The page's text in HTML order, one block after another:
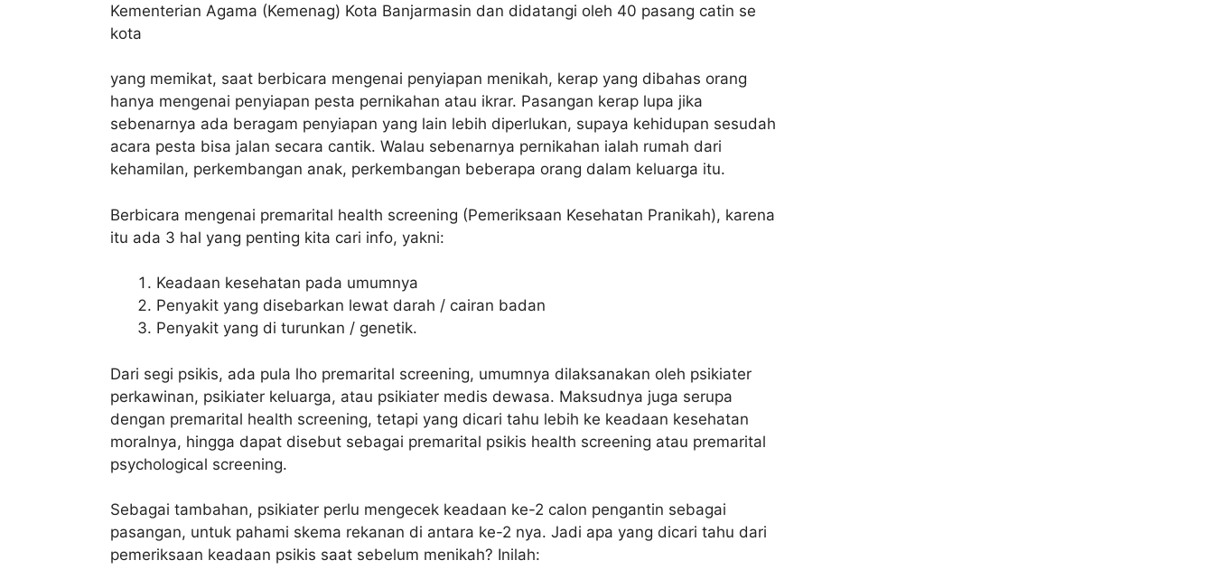
Kementerian Agama (Kemenag) Kota Banjarmasin dan didatangi oleh 40 pasang catin se
kota
yang memikat, saat berbicara mengenai penyiapan menikah, kerap yang dibahas orang
hanya mengenai penyiapan pesta pernikahan atau ikrar. Pasangan kerap lupa jika
sebenarnya ada beragam penyiapan yang lain lebih diperlukan, supaya kehidupan sesudah
acara pesta bisa jalan secara cantik. Walau sebenarnya pernikahan ialah rumah dari
kehamilan, perkembangan anak, perkembangan beberapa orang dalam keluarga itu.
Berbicara mengenai premarital health screening (Pemeriksaan Kesehatan Pranikah), karena
itu ada 3 hal yang penting kita cari info, yakni:
Keadaan kesehatan pada umumnya
Penyakit yang disebarkan lewat darah / cairan badan
Penyakit yang di turunkan / genetik.
Dari segi psikis, ada pula lho premarital screening, umumnya dilaksanakan oleh psikiater
perkawinan, psikiater keluarga, atau psikiater medis dewasa. Maksudnya juga serupa
dengan premarital health screening, tetapi yang dicari tahu lebih ke keadaan kesehatan
moralnya, hingga dapat disebut sebagai premarital psikis health screening atau premarital
psychological screening.
Sebagai tambahan, psikiater perlu mengecek keadaan ke-2 calon pengantin sebagai
pasangan, untuk pahami skema rekanan di antara ke-2 nya. Jadi apa yang dicari tahu dari
pemeriksaan keadaan psikis saat sebelum menikah? Inilah: